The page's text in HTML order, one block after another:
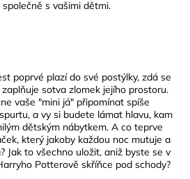
s vašimi dětmi.
poprvé plazí do své postýlky, zdá se
sotva zlomek jejího prostoru.
vaše "mini já" připomínat spíše
a vy si budete lámat hlavu, kam
dětským nábytkem. A co teprve
který jakoby každou noc mutuje a
Jak to všechno uložit, aniž byste se v
Potterově skříňce pod schody?